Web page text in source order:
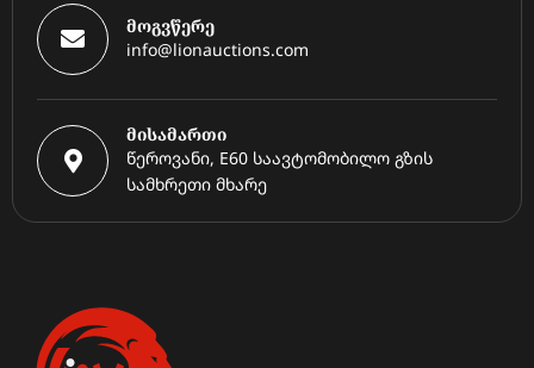
მოგვწერე
info@lionauctions.com
მისამართი
წეროვანი, E60 საავტომობილო გზის
სამხრეთი მხარე